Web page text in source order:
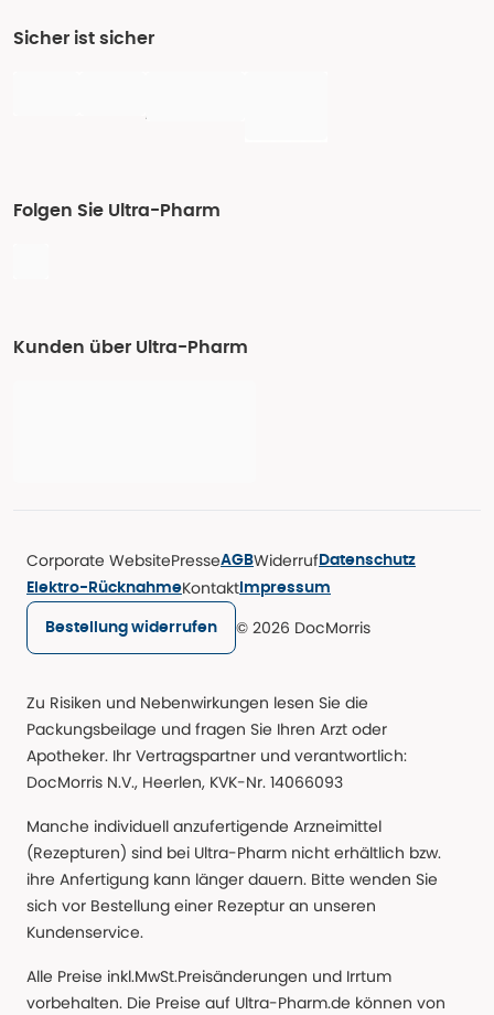
Sicher ist sicher
Folgen Sie Ultra-Pharm
Kunden über Ultra-Pharm
Corporate WebsitePresseAGBWiderruf Datenschutz
Elektro-RücknahmeKontakt Impressum
Bestellung widerrufen © 2026 DocMorris
Zu Risiken und Nebenwirkungen lesen Sie die
Packungsbeilage und fragen Sie Ihren Arzt oder
Apotheker. Ihr Vertragspartner und verantwortlich:
DocMorris N.V., Heerlen, KVK-Nr. 14066093
Manche individuell anzufertigende Arzneimittel
(Rezepturen) sind bei Ultra-Pharm nicht erhältlich bzw.
ihre Anfertigung kann länger dauern. Bitte wenden Sie
sich vor Bestellung einer Rezeptur an unseren
Kundenservice.
Alle Preise inkl.MwSt.Preisänderungen und Irrtum
vorbehalten. Die Preise auf Ultra-Pharm.de können von